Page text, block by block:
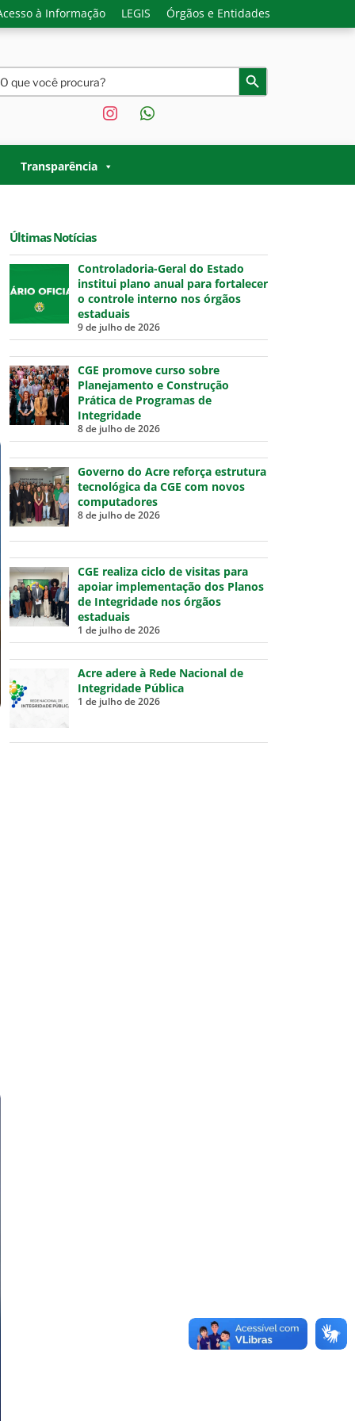
à Informação LEGIS Órgãos e Entidades
ACRE |
do Estado do Acre.
Search Button
instagramwhatsapp
Transparência
Últimas Notícias
Controladoria-Geral do Estado
institui plano anual para fortalecer
o controle interno nos órgãos
estaduais
9 de julho de 2026
CGE promove curso sobre
Planejamento e Construção
Prática de Programas de
Integridade
8 de julho de 2026
Governo do Acre reforça estrutura
tecnológica da CGE com novos
computadores
8 de julho de 2026
CGE realiza ciclo de visitas para
apoiar implementação dos Planos
de Integridade nos órgãos
estaduais
1 de julho de 2026
Acre adere à Rede Nacional de
Integridade Pública
1 de julho de 2026